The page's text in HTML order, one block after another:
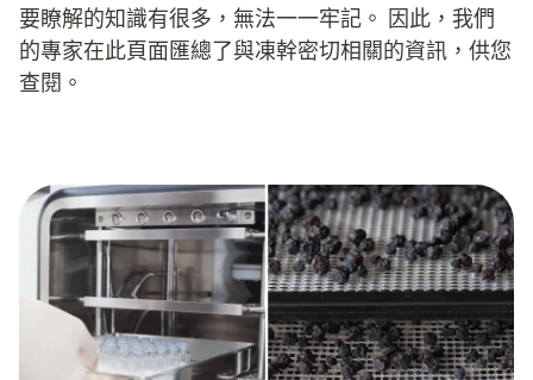
要瞭解的知識有很多，無法一一牢記。 因此，我們
的專家在此頁面匯總了與凍幹密切相關的資訊，供您
查閱。